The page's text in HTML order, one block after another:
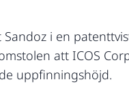
i en
att ICOS
uppfinningshöjd.